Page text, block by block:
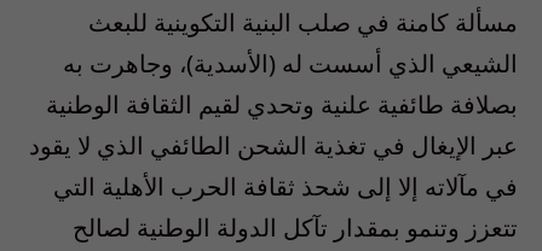
مسألة كامنة في صلب البنية التكوينية للبعث
الشيعي الذي أسست له (الأسدية)، وجاهرت به
بصلافة طائفية علنية وتحدي لقيم الثقافة الوطنية
عبر الإيغال في تغذية الشحن الطائفي الذي لا يقود
في مآلاته إلا إلى شحذ ثقافة الحرب الأهلية التي
تتعزز وتنمو بمقدار تآكل الدولة الوطنية لصالح